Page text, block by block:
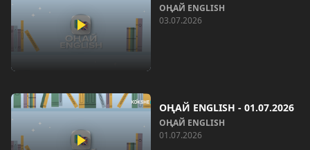
ОҢАЙ ENGLISH
03.07.2026
ОҢАЙ ENGLISH - 01.07.2026
ОҢАЙ ENGLISH
01.07.2026